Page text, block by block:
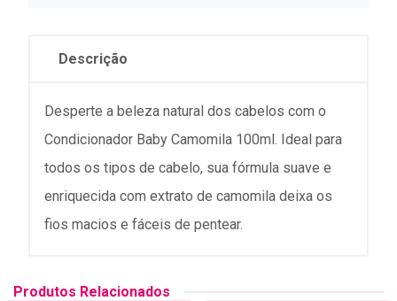
Descrição
Desperte a beleza natural dos cabelos com o
Condicionador Baby Camomila 100ml. Ideal para
todos os tipos de cabelo, sua fórmula suave e
enriquecida com extrato de camomila deixa os
fios macios e fáceis de pentear.
Produtos Relacionados